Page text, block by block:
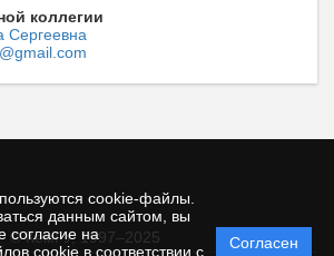
cookie-файлы.
данным сайтом, вы
согласие на
cookie в соответствии с
Согласен
коллегии
Сергеевна
© КемГУ, 1997–2025